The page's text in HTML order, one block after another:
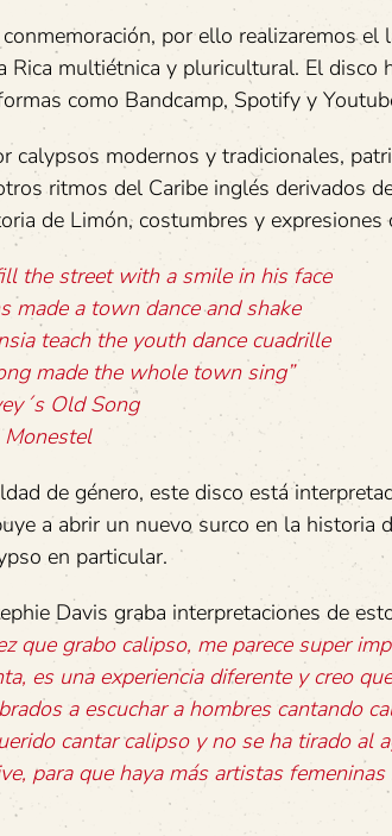
por ello realizaremos el
multiétnica y pluricultural. El disco
como Bandcamp, Spotify y
calypsos modernos y tradicionales,
ritmos del Caribe inglés derivados
de Limón, costumbres y expresiones
the street with a smile in his face
made a town dance and shake
teach the youth dance cuadrille
made the whole town sing”
Old Song
Monestel
de género, este disco está
a abrir un nuevo surco en la historia
en particular.
Davis graba interpretaciones de
que grabo calipso, me parece super
es una experiencia diferente y creo que
a escuchar a hombres cantando
cantar calipso y no se ha tirado al
para que haya más artistas femeninas